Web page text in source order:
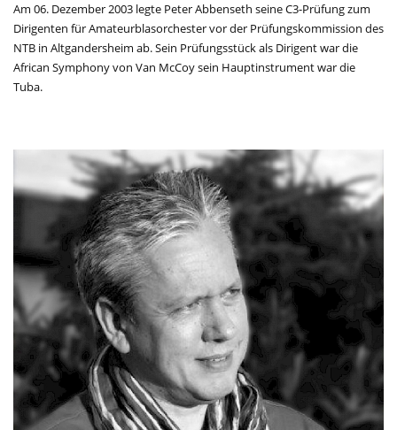
Am 06. Dezember 2003 legte Peter Abbenseth seine C3-Prüfung zum
Dirigenten für Amateurblasorchester vor der Prüfungskommission des
NTB in Altgandersheim ab. Sein Prüfungsstück als Dirigent war die
African Symphony von Van McCoy sein Hauptinstrument war die
Tuba.